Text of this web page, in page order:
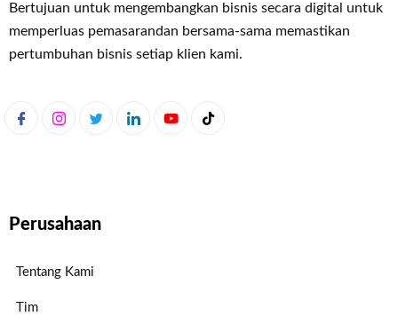
Bertujuan untuk mengembangkan bisnis secara digital untuk
memperluas pemasarandan bersama-sama memastikan
pertumbuhan bisnis setiap klien kami.
Perusahaan
Tentang Kami
Tim